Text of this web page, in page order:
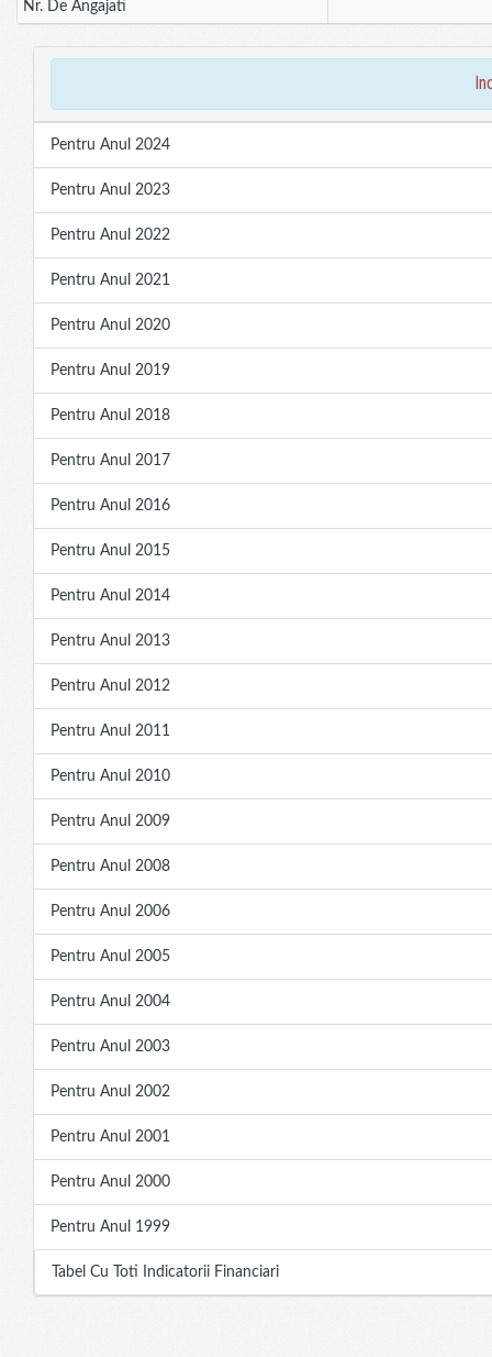
Nr. De Angajati
Pentru Anul 2024
Pentru Anul 2023
Pentru Anul 2022
Pentru Anul 2021
Pentru Anul 2020
Pentru Anul 2019
Pentru Anul 2018
Pentru Anul 2017
Pentru Anul 2016
Pentru Anul 2015
Pentru Anul 2014
Pentru Anul 2013
Pentru Anul 2012
Pentru Anul 2011
Pentru Anul 2010
Pentru Anul 2009
Pentru Anul 2008
Pentru Anul 2006
Pentru Anul 2005
Pentru Anul 2004
Pentru Anul 2003
Pentru Anul 2002
Pentru Anul 2001
Pentru Anul 2000
Pentru Anul 1999
Tabel Cu Toti Indicatorii Financiari